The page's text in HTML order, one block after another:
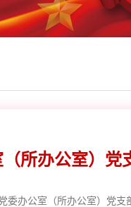
所办公室）党
委办公室（所办公室）党支